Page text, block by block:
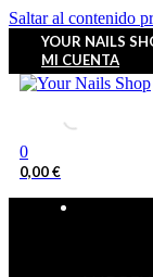
Saltar al contenido
YOUR NAILS
MI CUENTA
0
0,00€